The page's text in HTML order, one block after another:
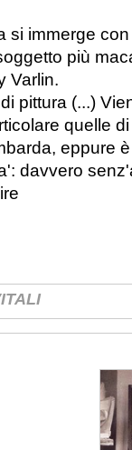
si immerge
più
Varlin.
pittura (...)
quelle
eppure
davvero